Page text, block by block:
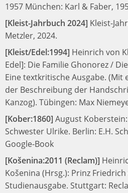
1957 München: Karl & Faber,
[Kleist-Jahrbuch 2024] Kleist-
Metzler, 2024.
[Kleist/Edel:1994] Heinrich von
Edel]: Die Familie Ghonorez /
Eine textkritische Ausgabe.
der Beschreibung der
Kanzog). Tübingen: Max
[Kober:1860] August Koberstein:
Schwester Ulrike. Berlin: E.H.
Google-Book
[Košenina:2011 (Reclam)]
Košenina (Hrsg.): Prinz
Studienausgabe. Stuttgart: